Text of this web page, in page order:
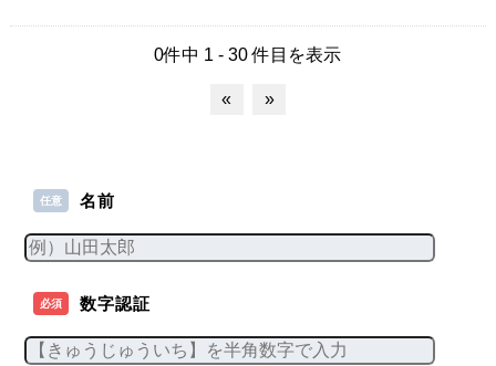
0件中 1 - 30 件目を表示
« »
任意 名前
必須 数字認証